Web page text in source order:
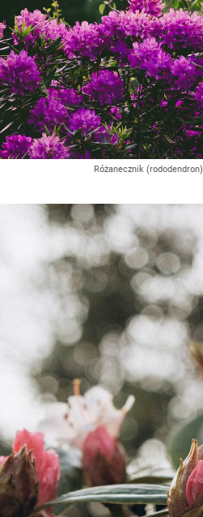
Różanecznik (rododendron)